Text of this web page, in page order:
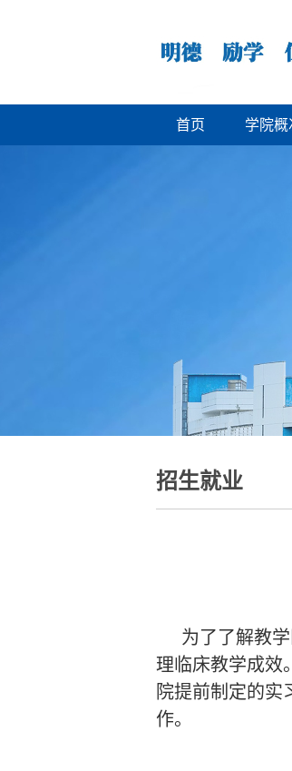
首页 学院概
招生就业
为了了解教
理临床教学成效
院提前制定的实
作。